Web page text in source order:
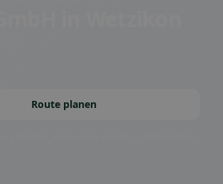
Route planen